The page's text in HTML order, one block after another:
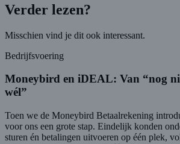
Verder lezen?
Misschien vind je dit ook interessant.
Bedrijfsvoering
Moneybird en iDEAL: Van “nog
wél”
Toen we de Moneybird Betaalrekening
voor ons een grote stap. Eindelijk konden
sturen én betalingen uitvoeren op één plek,